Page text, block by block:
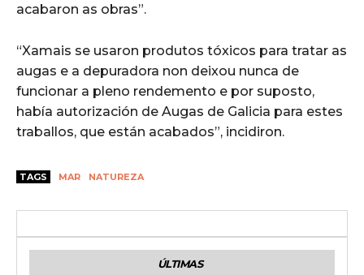
acabaron as obras”.
“Xamais se usaron produtos tóxicos para tratar as
augas e a depuradora non deixou nunca de
funcionar a pleno rendemento e por suposto,
había autorización de Augas de Galicia para estes
traballos, que están acabados”, incidiron.
TAGS MAR NATUREZA
ÚLTIMAS